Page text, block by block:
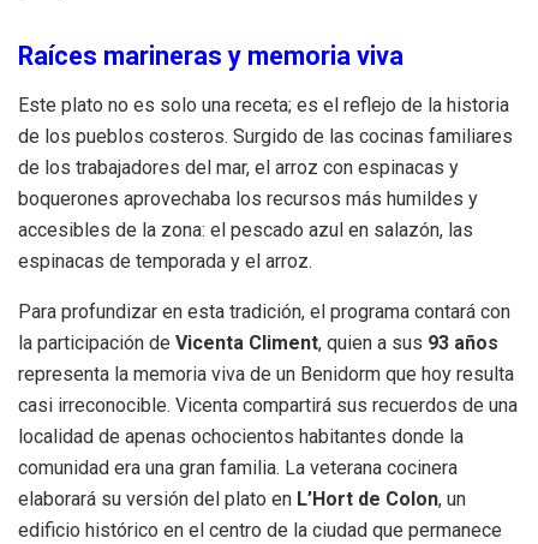
Raíces marineras y memoria viva
Este plato no es solo una receta; es el reflejo de la historia
de los pueblos costeros. Surgido de las cocinas familiares
de los trabajadores del mar, el arroz con espinacas y
boquerones aprovechaba los recursos más humildes y
accesibles de la zona: el pescado azul en salazón, las
espinacas de temporada y el arroz.
Para profundizar en esta tradición, el programa contará con
la participación de Vicenta Climent, quien a sus 93 años
representa la memoria viva de un Benidorm que hoy resulta
casi irreconocible. Vicenta compartirá sus recuerdos de una
localidad de apenas ochocientos habitantes donde la
comunidad era una gran familia. La veterana cocinera
elaborará su versión del plato en L’Hort de Colon, un
edificio histórico en el centro de la ciudad que permanece